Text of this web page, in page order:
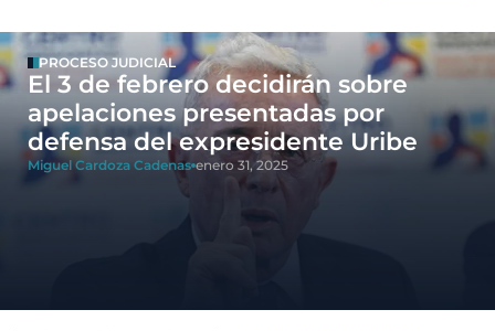
PROCESO JUDICIAL
El 3 de febrero decidirán sobre
apelaciones presentadas por
defensa del expresidente Uribe
Miguel Cardoza Cadenas enero 31, 2025